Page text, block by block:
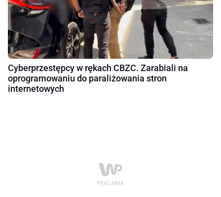
Cyberprzestępcy w rękach CBZC. Zarabiali na
oprogramowaniu do paraliżowania stron
internetowych